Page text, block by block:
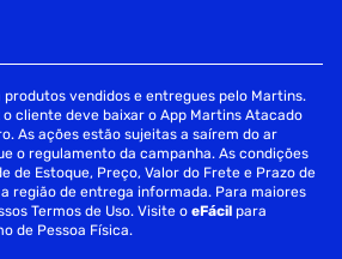
produtos vendidos e entregues pelo Martins.
cliente deve baixar o App Martins Atacado
As ações estão sujeitas a saírem do ar
o regulamento da campanha. As condições
de Estoque, Preço, Valor do Frete e Prazo de
região de entrega informada. Para maiores
Termos de Uso. Visite oeFácil para
de Pessoa Física.